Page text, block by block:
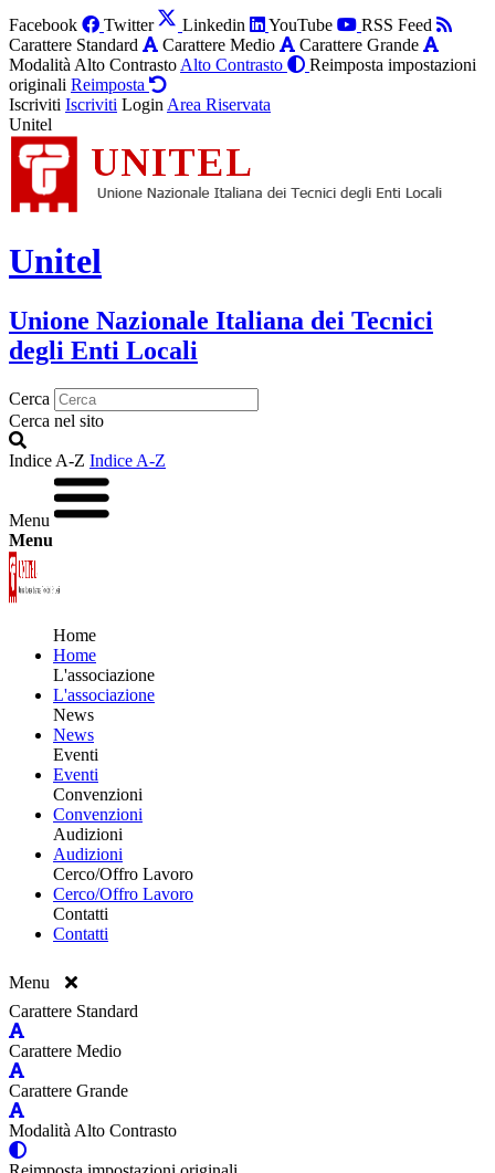
Facebook Twitter Linkedin YouTube
RSS Feed
Carattere Standard
Carattere Medio
Carattere Grande
Modalità Alto Contrasto Alto Contrasto
Reimposta impostazioni
originali Reimposta
Iscriviti Iscriviti Login Area Riservata
Unitel
Unitel
Unione Nazionale Italiana dei Tecnici
degli Enti Locali
Cerca
Cerca nel sito
Indice A-Z Indice A-Z
Menu
Menu
Home
Home
L'associazione
L'associazione
News
News
Eventi
Eventi
Convenzioni
Convenzioni
Audizioni
Audizioni
Cerco/Offro Lavoro
Cerco/Offro Lavoro
Contatti
Contatti
Menu
Carattere Standard
Carattere Medio
Carattere Grande
Modalità Alto Contrasto